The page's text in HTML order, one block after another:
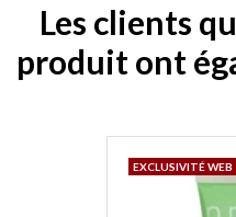
Les clients
produit ont
EXCLUSIVITÉ WEB